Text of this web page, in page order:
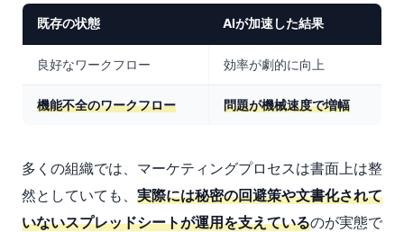
既存の状態 AIが加速した結果
良好なワークフロー 効率が劇的に向上
機能不全のワークフロー 問題が機械速度で増幅
多くの組織では、マーケティングプロセスは書面上は整
然としていても、 実際には秘密の回避策や文書化されて
いないスプレッドシートが運用を支えているのが実態で